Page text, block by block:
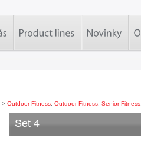
> Outdoor Fitness Outdoor Fitness Senior Fitness
Set 4